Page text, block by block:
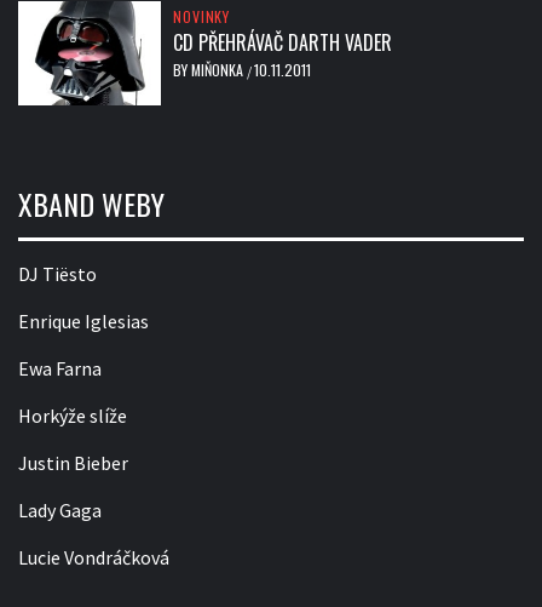
NOVINKY
CD PŘEHRÁVAČ DARTH VADER
BYMIŇONKA /10.11.2011
XBAND WEBY
DJ Tiësto
Enrique Iglesias
Ewa Farna
Horkýže slíže
Justin Bieber
Lady Gaga
Lucie Vondráčková